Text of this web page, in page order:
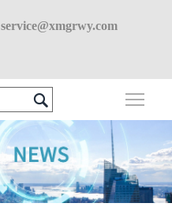
service@xmgrwy.com
